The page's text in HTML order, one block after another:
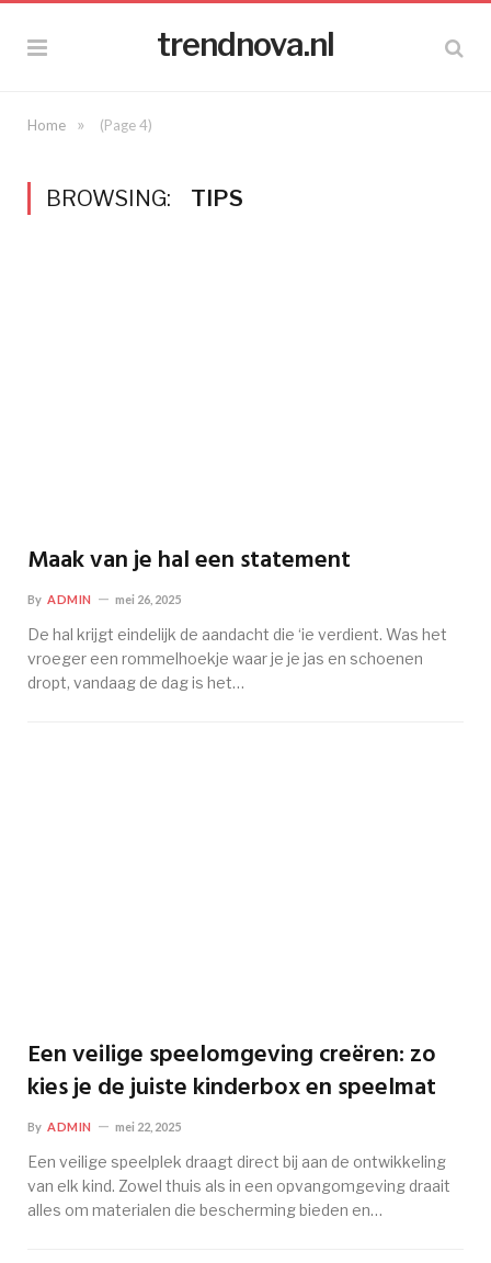
trendnova.nl
Home » (Page 4)
BROWSING: TIPS
Maak van je hal een statement
By ADMIN mei 26, 2025
De hal krijgt eindelijk de aandacht die ‘ie verdient. Was het
vroeger een rommelhoekje waar je je jas en schoenen
dropt, vandaag de dag is het…
Een veilige speelomgeving creëren: zo
kies je de juiste kinderbox en speelmat
By ADMIN mei 22, 2025
Een veilige speelplek draagt direct bij aan de ontwikkeling
van elk kind. Zowel thuis als in een opvangomgeving draait
alles om materialen die bescherming bieden en…